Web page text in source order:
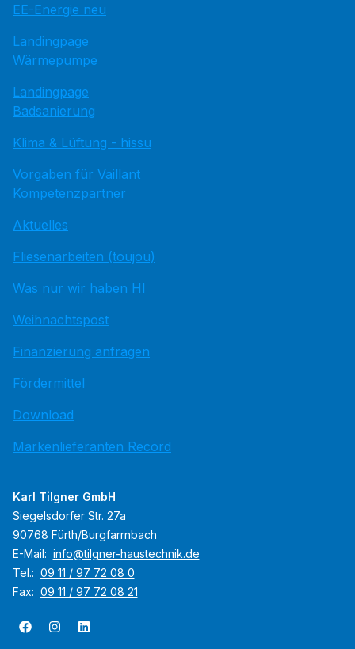
EE-Energie neu
Landingpage
Wärmepumpe
Landingpage
Badsanierung
Klima & Lüftung - hissu
Vorgaben für Vaillant
Kompetenzpartner
Aktuelles
Fliesenarbeiten (toujou)
Was nur wir haben HI
Weihnachtspost
Finanzierung anfragen
Fördermittel
Download
Markenlieferanten Record
Karl Tilgner GmbH
Siegelsdorfer Str. 27a
90768 Fürth/Burgfarrnbach
E-Mail: info@tilgner-haustechnik.de
Tel.: 09 11 / 97 72 08 0
Fax: 09 11 / 97 72 08 21